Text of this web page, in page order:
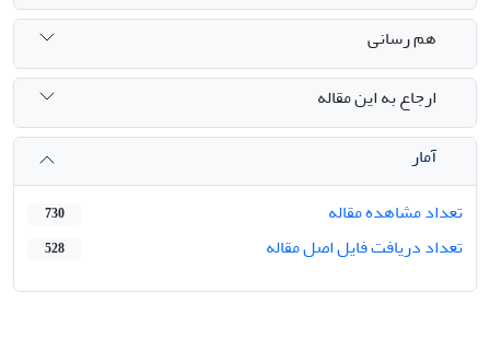
هم رسانی
ارجاع به این مقاله
آمار
تعداد مشاهده مقاله
730
تعداد دریافت فایل اصل مقاله 528